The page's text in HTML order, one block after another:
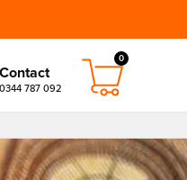
Contact
0344 787 092
0